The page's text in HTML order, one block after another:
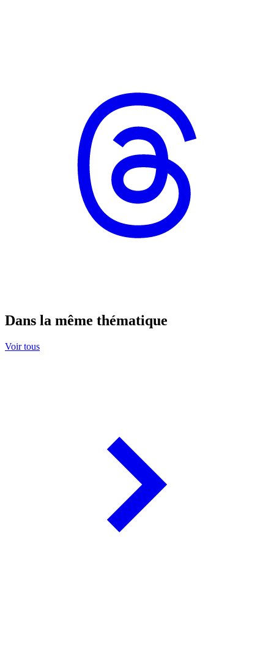
Dans la même thématique
Voir tous